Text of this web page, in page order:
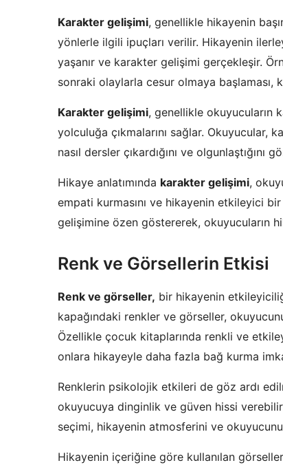
Karakter gelişimi, genellikle hikayenin
yönlerle ilgili ipuçları verilir. Hikayenin
yaşanır ve karakter gelişimi gerçekleşir.
sonraki olaylarla cesur olmaya
Karakter gelişimi, genellikle okuyucuların
yolculuğa çıkmalarını sağlar. Okuyucular,
nasıl dersler çıkardığını ve
Hikaye anlatımında karakter gelişimi,
empati kurmasını ve hikayenin etkileyici
gelişimine özen göstererek, okuyucuların
Renk ve Görsellerin Etkisi
Renk ve görseller, bir hikayenin
kapağındaki renkler ve görseller,
Özellikle çocuk kitaplarında renkli ve
onlara hikayeyle daha fazla bağ kurma
Renklerin psikolojik etkileri de göz ardı
okuyucuya dinginlik ve güven hissi
seçimi, hikayenin atmosferini ve
Hikayenin içeriğine göre kullanılan